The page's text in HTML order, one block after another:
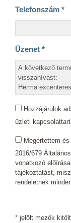
Telefonszám *
Üzenet *
Hozzájárulok
üzleti
Megértettem
2016/679
vonatkozó
tájékoztatást,
rendeletnek
* jelölt mezők